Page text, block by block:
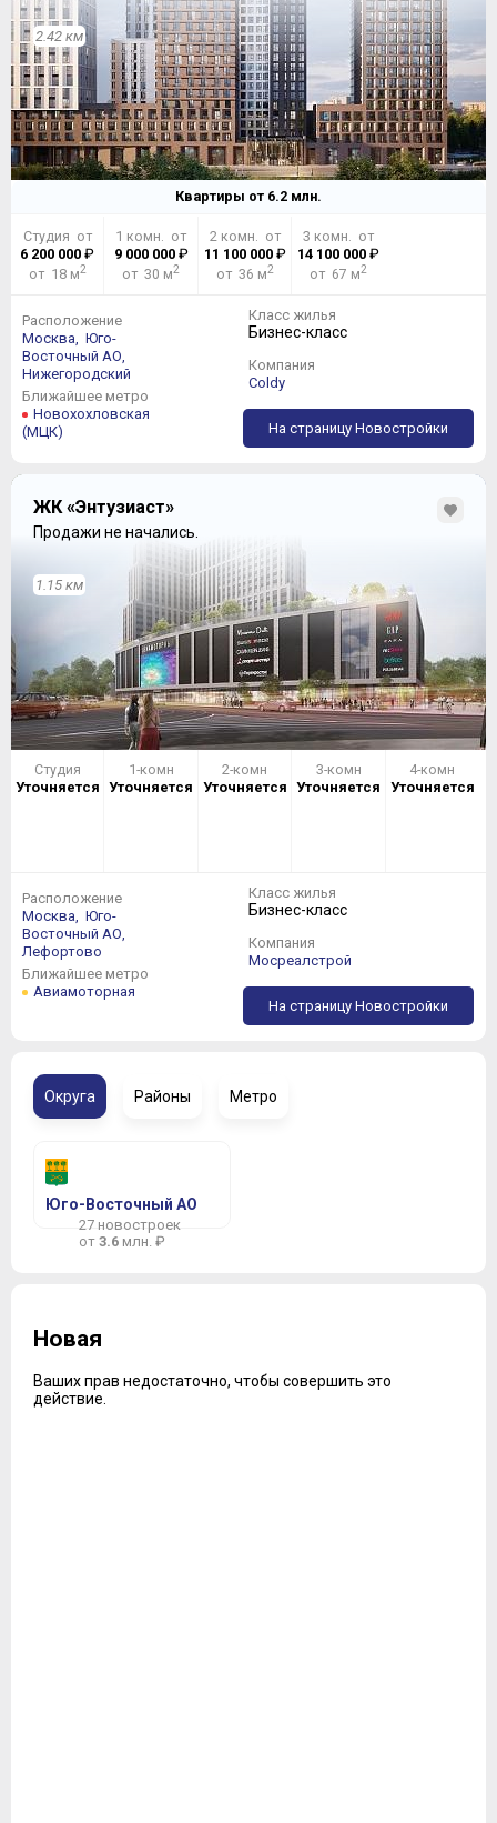
2.42 км
Квартиры от 6.2 млн.
Студия от
6 200 000 ₽
от 18 м2
1 комн. от
9 000 000₽
от 30 м2
2 комн. от
11 100 000₽
от 36 м2
3 комн. от
14 100 000 ₽
от 67 м2
Расположение
Москва, Юго-
Восточный АО,
Нижегородский
Ближайшее метро
Новохохловская
(МЦК)
Класс жилья
Бизнес-класс
Компания
Coldy
На страницу Новостройки
ЖК «Энтузиаст»
Продажи не начались.
1.15 км
Студия
Уточняется
1-комн
Уточняется
2-комн
Уточняется
3-комн
Уточняется
4-комн
Уточняется
Расположение
Москва, Юго-
Восточный АО,
Лефортово
Ближайшее метро
Авиамоторная
Класс жилья
Бизнес-класс
Компания
Мосреалстрой
На страницу Новостройки
Округа Районы Метро
Юго-Восточный АО
27 новостроек
от 3.6 млн. ₽
Новая
Ваших прав недостаточно, чтобы совершить это
действие.